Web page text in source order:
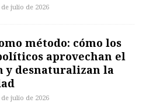
julio de 2026
método: cómo los
aprovechan el
y desnaturalizan la
julio de 2026